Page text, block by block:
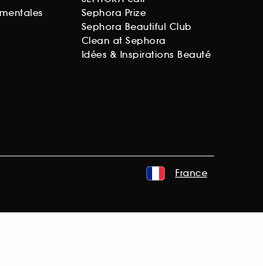
Sephora Prize
Sephora Beautiful Club
Clean at Sephora
Idées & Inspirations Beauté
France